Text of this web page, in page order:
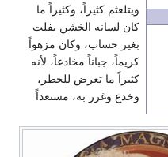
ويتلعثم كثيراً، وكثيراً ما
كان لسانه الخشن يفلت
بغير حساب، وكان مزهواً
كريماً، جباناً مخادعاً، لأنه
كثيراً ما تعرض للخطر،
وخدع وغرر به، مستعداً